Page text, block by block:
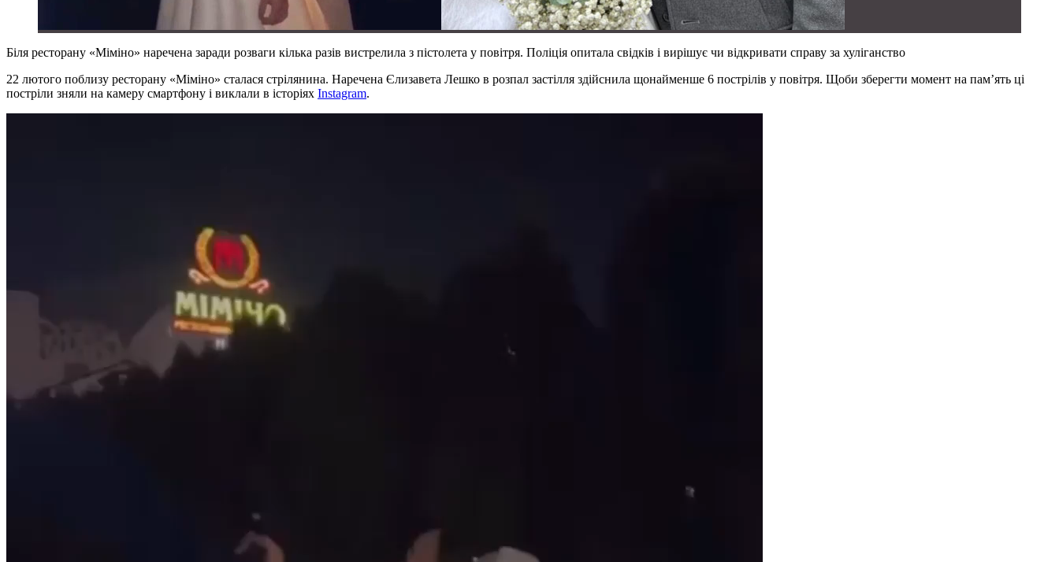
Біля ресторану «Міміно» наречена заради розваги кілька разів вистрелила з пістолета у повітря. Поліція опитала свідків і вирішує чи відкривати справу за хуліганство
22 лютого поблизу ресторану «Міміно» сталася стрілянина. Наречена Єлизавета Лешко в розпал застілля здійснила щонайменше 6 пострілів у повітря. Щоби зберегти момент на пам’ять ці
постріли зняли на камеру смартфону і виклали в історіях Instagram.